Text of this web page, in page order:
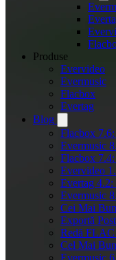
Produse
Evervideo
Evermusic
Flacbox
Evertag
Blog
Flacbox
Evermusic
Flacbox
Evervideo
Evertag
Evermusic
Cei Mai
Exportă
Redă FLAC
Cel Mai
Evermusic